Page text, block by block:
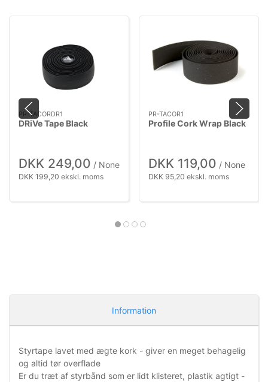
PR-TACORDR1
DRiVe Tape Black
DKK 249,00 / None
DKK 199,20 ekskl. moms
PR-TACOR1
Profile Cork Wrap Black
DKK 119,00 / None
DKK 95,20 ekskl. moms
Information
Styrtape lavet med ægte kork - giver en meget behagelig
og altid tør overflade
Er du træt af styrbånd som er lidt klisteret, plastik agtigt -